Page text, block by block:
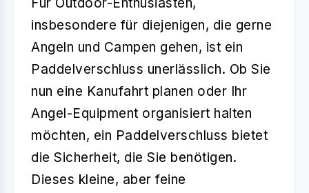
insbesondere für diejenigen, die gerne
Angeln und Campen gehen, ist ein
Paddelverschluss unerlässlich. Ob Sie
nun eine Kanufahrt planen oder Ihr
Angel-Equipment organisiert halten
möchten, ein Paddelverschluss bietet
die Sicherheit, die Sie benötigen.
Dieses kleine, aber feine